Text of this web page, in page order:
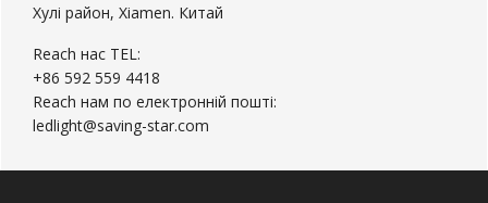
Хулі район, Xiamen. Китай
Reach нас TEL:
+86 592 559 4418
Reach нам по електронній пошті:
ledlight@saving-star.com